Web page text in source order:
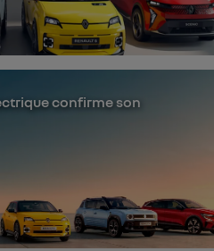
confirme son